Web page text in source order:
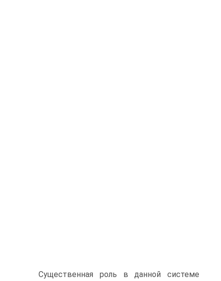
Существенная роль в данной системе